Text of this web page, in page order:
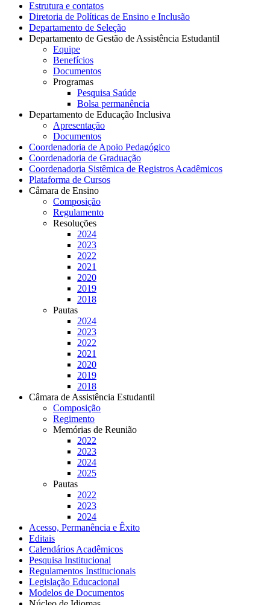
Estrutura e contatos
Diretoria de Políticas de Ensino e Inclusão
Departamento de Seleção
Departamento de Gestão de Assistência Estudantil
Equipe
Benefícios
Documentos
Programas
Pesquisa Saúde
Bolsa permanência
Departamento de Educação Inclusiva
Apresentação
Documentos
Coordenadoria de Apoio Pedagógico
Coordenadoria de Graduação
Coordenadoria Sistêmica de Registros Acadêmicos
Plataforma de Cursos
Câmara de Ensino
Composição
Regulamento
Resoluções
2024
2023
2022
2021
2020
2019
2018
Pautas
2024
2023
2022
2021
2020
2019
2018
Câmara de Assistência Estudantil
Composição
Regimento
Memórias de Reunião
2022
2023
2024
2025
Pautas
2022
2023
2024
Acesso, Permanência e Êxito
Editais
Calendários Acadêmicos
Pesquisa Institucional
Regulamentos Institucionais
Legislação Educacional
Modelos de Documentos